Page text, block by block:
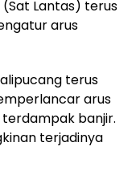
(Sat Lantas) terus
arus
terus
arus
terdampak banjir.
terjadinya